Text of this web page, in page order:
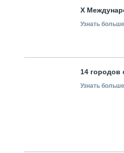
X
Узнать
14 городов
Узнать